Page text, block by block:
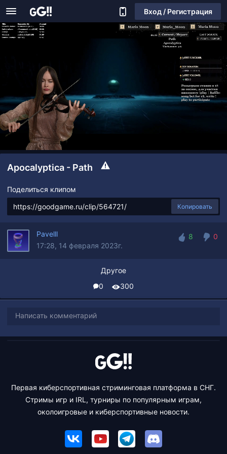
Вход / Регистрация
Apocalyptica - Path
Поделиться клипом
Копировать
Pavelll
17:28, 14 февраля 2023г.
8
0
Другое
0
300
Написать комментарий
Первая киберспортивная стриминговая платформа в СНГ.
Стримы игр и IRL, турниры по популярным играм,
околоигровые и киберспортивные новости.